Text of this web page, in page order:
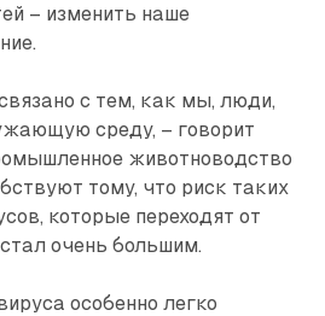
– изменить наше
с тем, как мы, люди,
среду, – говорит
животноводство
тому, что риск таких
которые переходят от
очень большим.
особенно легко